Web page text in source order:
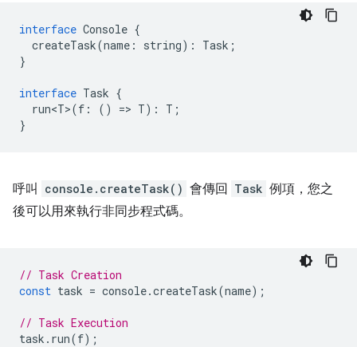
interface Console {
createTask(name : string) : Task ;
}
interface Task {
run<T>(f : () => T) : T ;
}
呼叫 console.createTask() 會傳回 Task 例項，您之
後可以用來執行非同步程式碼。
// Task Creation
const task = console.createTask(name);
// Task Execution
task . run(f);